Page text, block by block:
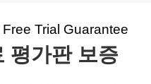
it
the
choice.
평가판 보증